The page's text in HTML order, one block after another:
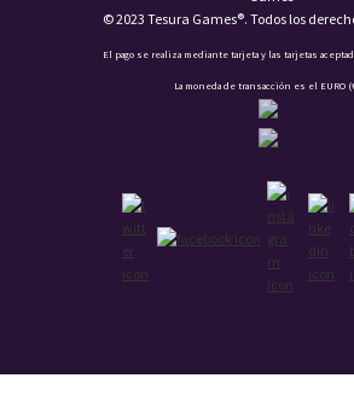
© 2023 Tesura Games®. Todos los
El pago se realiza mediante tarjeta y las tarjetas
La moneda de transacción es el EURO